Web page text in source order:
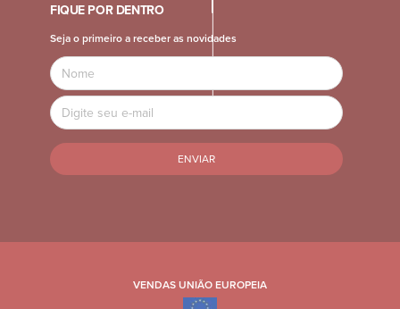
FIQUE POR DENTRO
Seja o primeiro a receber as novidades
Name
Email
Address
VENDAS UNIÃO EUROPEIA